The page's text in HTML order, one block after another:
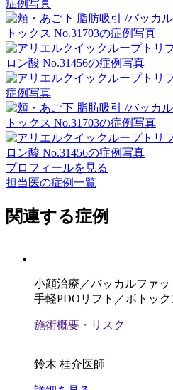
プロフィールを見る
担当医の症例一覧
関連する症例
小顔治療／バッカルファ
手軽PDOリフト／ボトッ
施術概要・リスク
鈴木 桂介医師